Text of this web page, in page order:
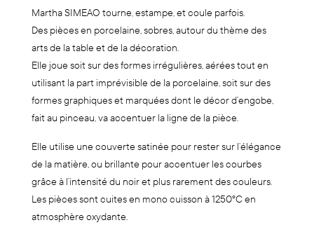
Martha SIMEAO tourne, estampe, et coule parfois.
Des pièces en porcelaine, sobres, autour du thème des
arts de la table et de la décoration.
Elle joue soit sur des formes irrégulières, aérées tout en
utilisant la part imprévisible de la porcelaine, soit sur des
formes graphiques et marquées dont le décor d’engobe,
fait au pinceau, va accentuer la ligne de la pièce.
Elle utilise une couverte satinée pour rester sur l’élégance
de la matière, ou brillante pour accentuer les courbes
grâce à l’intensité du noir et plus rarement des couleurs.
Les pièces sont cuites en mono cuisson à 1250°C en
atmosphère oxydante.